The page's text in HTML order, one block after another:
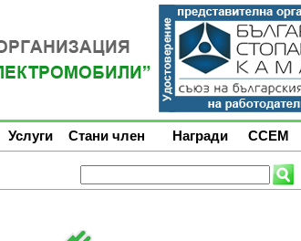
Услуги Стани член Награди ССЕМ